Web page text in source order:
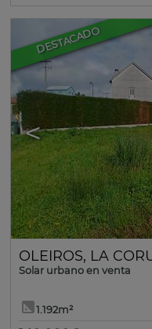
DESTACADO
<
OLEIROS, LA
Solar urbano en venta
1.192m²